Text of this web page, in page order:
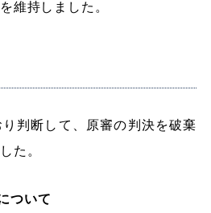
維持しました。
判断して、原審の判決を破棄
た。
ついて